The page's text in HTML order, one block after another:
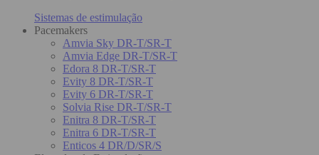
Sistemas de estimulação
Pacemakers
Amvia Sky DR-T/SR-T
Amvia Edge DR-T/SR-T
Edora 8 DR-T/SR-T
Evity 8 DR-T/SR-T
Evity 6 DR-T/SR-T
Solvia Rise DR-T/SR-T
Enitra 8 DR-T/SR-T
Enitra 6 DR-T/SR-T
Enticos 4 DR/D/SR/S